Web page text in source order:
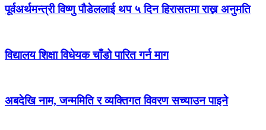
पूर्वअर्थमन्त्री विष्णु पौडेललाई थप ५ दिन हिरासतमा राख्न अनुमति
विद्यालय शिक्षा विधेयक चाँडो पारित गर्न माग
अबदेखि नाम, जन्ममिति र व्यक्तिगत विवरण सच्याउन पाइने